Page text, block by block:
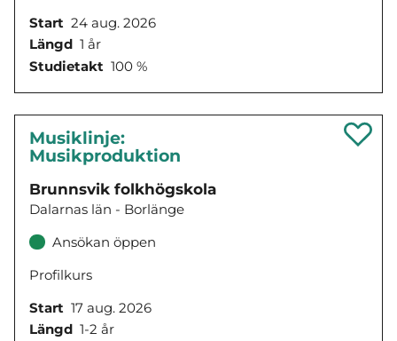
Start 24 aug. 2026
Längd 1 år
Studietakt 100 %
Musiklinje:
Musikproduktion
Brunnsvik folkhögskola
Dalarnas län - Borlänge
Ansökan öppen
Profilkurs
Start 17 aug. 2026
Längd 1-2 år